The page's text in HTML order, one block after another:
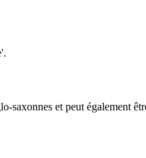
saxonnes et peut également